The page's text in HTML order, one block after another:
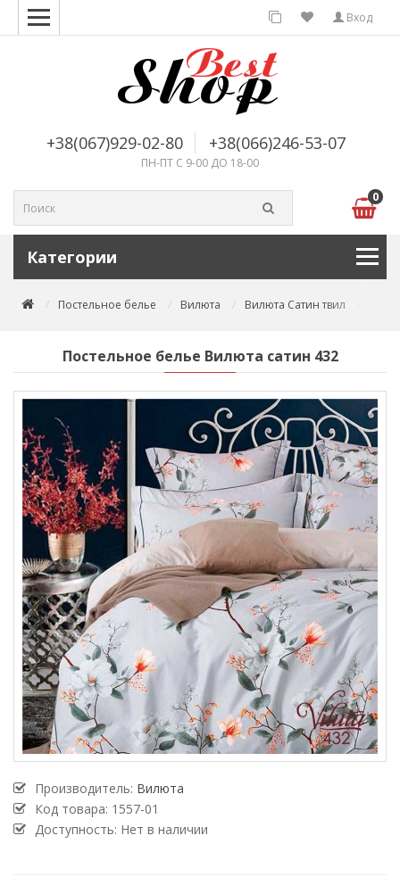
Вход
+38(067)929-02-80 +38(066)246-53-07
ПН-ПТ С 9-00 ДО 18-00
0
Категории
Постельное белье Вилюта Вилюта Сатин твил
Постельное белье Вилюта сатин 432
Производитель: Вилюта
Код товара: 1557-01
Доступность: Нет в наличии